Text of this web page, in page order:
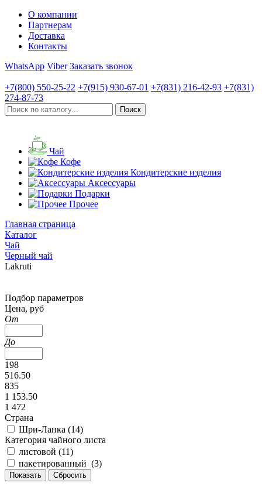
О компании
Партнерам
Доставка
Контакты
WhatsApp Viber Заказать звонок
+7(800) 550-25-22 +7(915) 930-67-01 +7(831) 216-42-93 +7(831)
274-87-73
Чай
Кофе
Кондитерские изделия
Аксессуары
Подарки
Прочее
Главная страница
Каталог
Чай
Черный чай
Lakruti
Подбор параметров
Цена, руб
От
До
198
516.50
835
1 153.50
1 472
Страна
Шри-Ланка (14)
Категория чайного листа
листовой (11)
пакетированный (3)